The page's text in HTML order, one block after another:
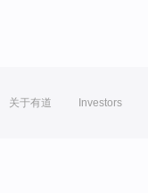
关于有道 Investors